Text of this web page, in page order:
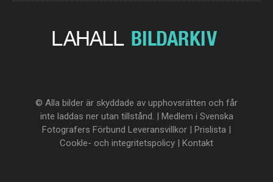
© Alla bilder är skyddade av upphovsrätten och får
inte laddas ner utan tillstånd. | Medlem i Svenska
Fotografers Förbund Leveransvillkor | Prislista |
Cookle- och integritetspolicy | Kontakt